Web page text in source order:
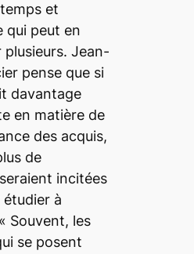
et
qui peut en
plusieurs. Jean-
pense que si
davantage
en matière de
des acquis,
de
incitées
à
Souvent, les
se posent